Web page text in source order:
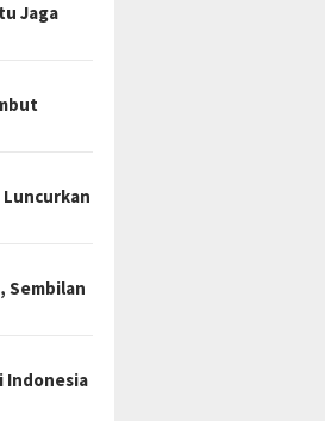
Jaga
Sembilan
Indonesia